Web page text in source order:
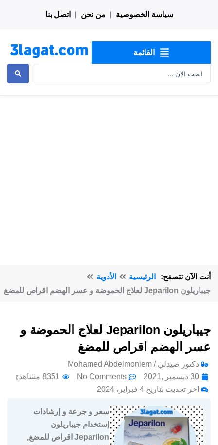
سياسة الخصوصية من نحن اتصل بنا
القائمة
أنت الآن تتصفح: الرئيسية
الأدوية
جيباريلون Jeparilon لعلاج الحموضة و عسر الهضم اقراص للمضغ
جيباريلون Jeparilon لعلاج الحموضة و
عسر الهضم اقراص للمضغ
دكتور صيدلي / Mohamed Abdelmoniem
30 ديسمبر ,2021
No Comments
8351 مشاهدة
اخر تحديث بتاريخ 4 فبراير، 2024
سعر و جرعة و إرشادات
إستخدام جيباريلون
Jeparilon اقراص للمضغ,